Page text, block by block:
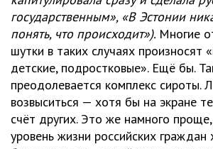
государственным», «В Эстонии
понять, что происходит»). Многие
шутки в таких случаях произносят
детские, подростковые». Ещё бы.
преодолевается комплекс сироты.
возвыситься — хотя бы на экране
счёт других. Это же намного
уровень жизни российских граждан